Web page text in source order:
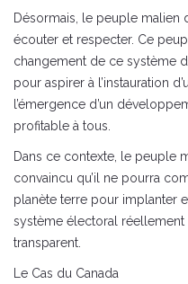
Désormais, le peuple malien
écouter et respecter. Ce
changement de ce système
pour aspirer à l’instauration
l’émergence d’un
profitable à tous.
Dans ce contexte, le peuple
convaincu qu’il ne pourra
planète terre pour implanter
système électoral
transparent.
Le Cas du Canada